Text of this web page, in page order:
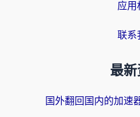
应用
联系
最新